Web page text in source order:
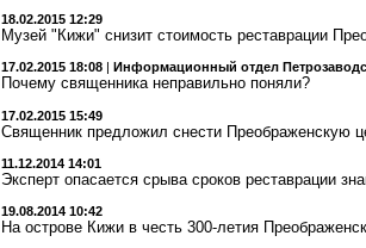
18.02.2015 12:29
Музей "Кижи" снизит стоимость реставрации
17.02.2015 18:08 Информационный отдел
Почему священника неправильно поняли?
17.02.2015 15:49
Священник предложил снести Преображенскую
11.12.2014 14:01
Эксперт опасается срыва сроков реставрации
19.08.2014 10:42
На острове Кижи в честь 300-летия